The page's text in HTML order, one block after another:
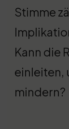
Stimme
Kann die
einleiten,
mindern?